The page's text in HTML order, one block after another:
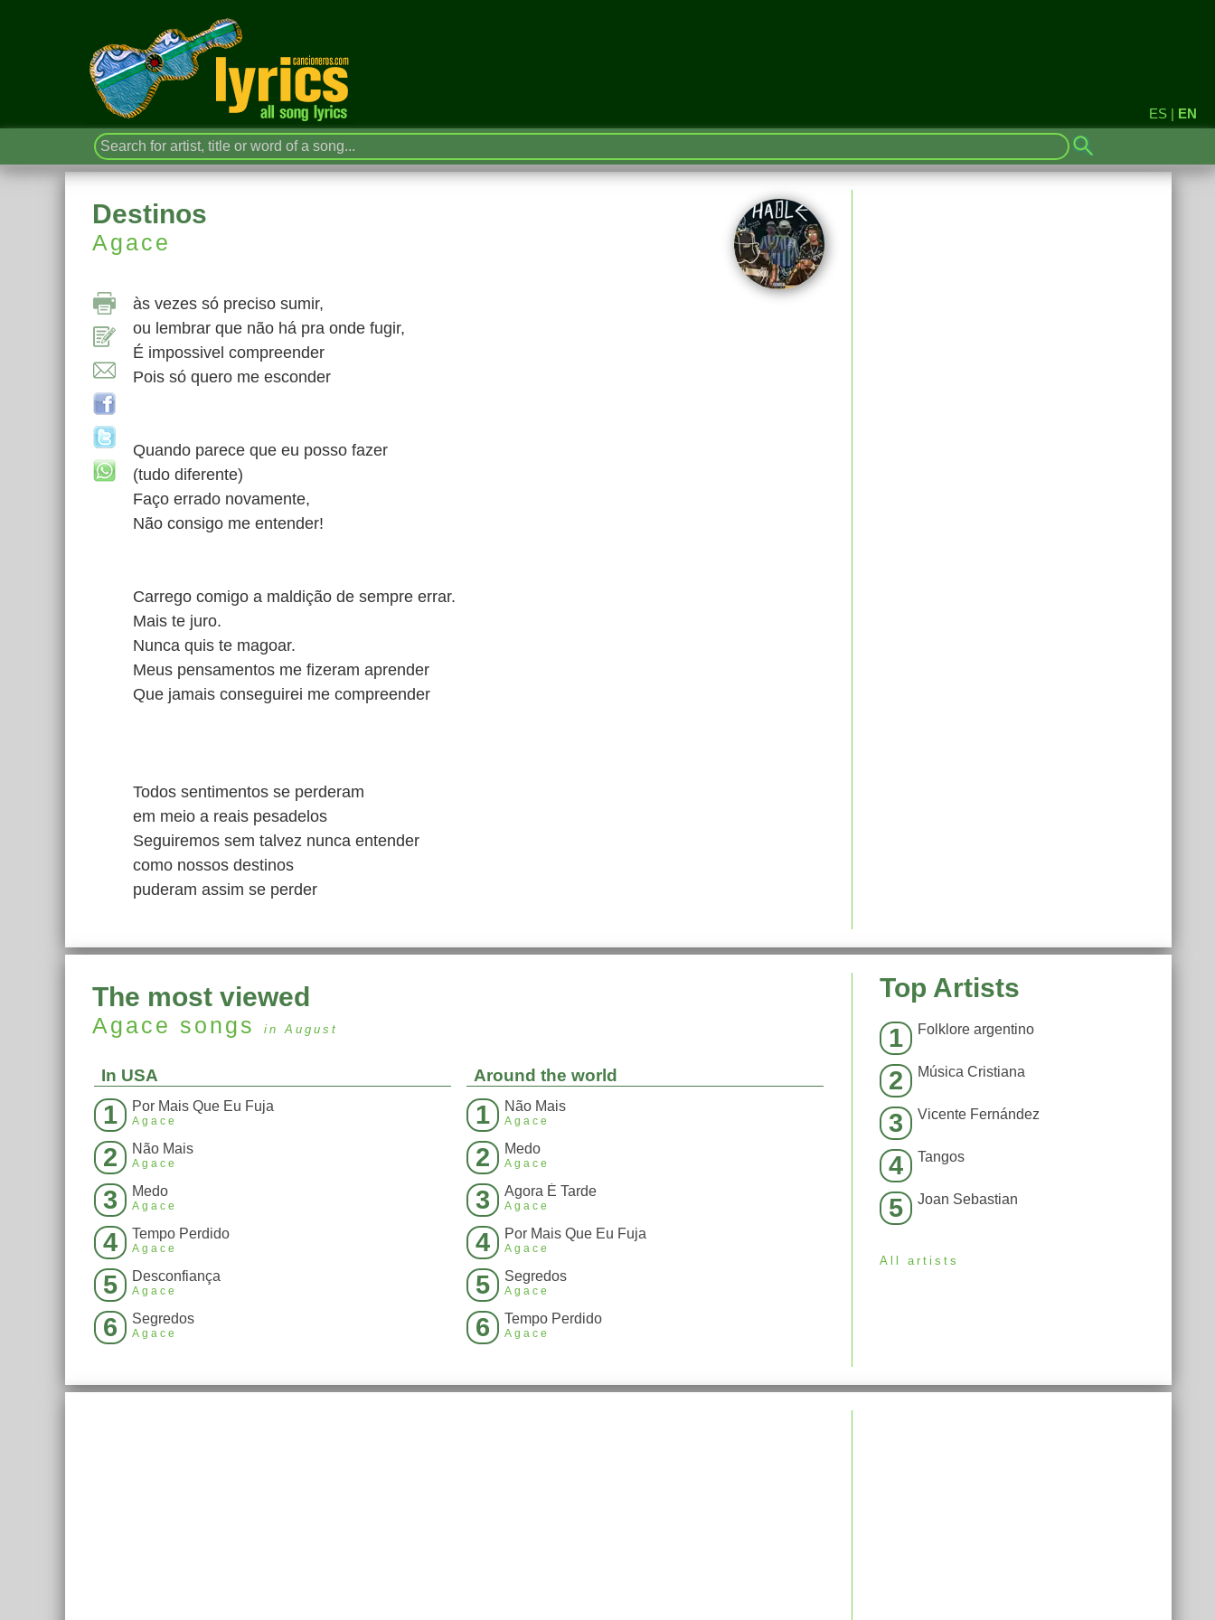
ES | EN
Destinos
Agace
às vezes só preciso sumir,
ou lembrar que não há pra onde fugir,
É impossivel compreender
Pois só quero me esconder
Quando parece que eu posso fazer
(tudo diferente)
Faço errado novamente,
Não consigo me entender!
Carrego comigo a maldição de sempre errar.
Mais te juro.
Nunca quis te magoar.
Meus pensamentos me fizeram aprender
Que jamais conseguirei me compreender
Todos sentimentos se perderam
em meio a reais pesadelos
Seguiremos sem talvez nunca entender
como nossos destinos
puderam assim se perder
The most viewed
Agace songs in August
In USA
1 Por Mais Que Eu Fuja
Agace
2 Não Mais
Agace
3 Medo
Agace
4 Tempo Perdido
Agace
5 Desconfiança
Agace
6 Segredos
Agace
Around the world
1 Não Mais
Agace
2 Medo
Agace
3 Agora É Tarde
Agace
4 Por Mais Que Eu Fuja
Agace
5 Segredos
Agace
6 Tempo Perdido
Agace
Top Artists
1 Folklore argentino
2 Música Cristiana
3 Vicente Fernández
4 Tangos
5 Joan Sebastian
All artists